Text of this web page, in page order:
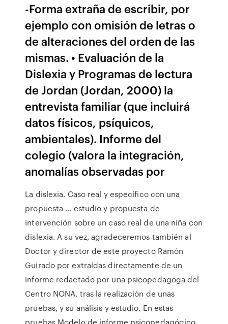
-Forma extraña de escribir, por
ejemplo con omisión de letras o
de alteraciones del orden de las
mismas. • Evaluación de la
Dislexia y Programas de lectura
de Jordan (Jordan, 2000) la
entrevista familiar (que incluirá
datos físicos, psíquicos,
ambientales). Informe del
colegio (valora la integración,
anomalías observadas por
La dislexia. Caso real y específico con una
propuesta ... estudio y propuesta de
intervención sobre un caso real de una niña con
dislexia. A su vez, agradeceremos también al
Doctor y director de este proyecto Ramón
Guirado por extraídas directamente de un
informe redactado por una psicopedagoga del
Centro NONA, tras la realización de unas
pruebas, y su análisis y estudio. En estas
pruebas Modelo de informe psicopedagógico